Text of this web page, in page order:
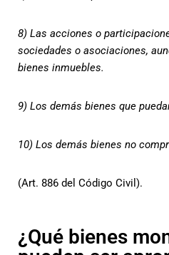
8) Las acciones o
sociedades o asociaciones,
bienes inmuebles.
9) Los demás bienes que
10) Los demás bienes no
(Art. 886 del Código Civil).
¿Qué bienes